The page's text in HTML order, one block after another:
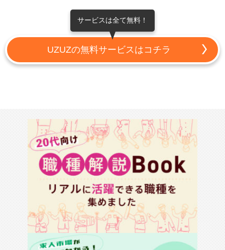
サービスは全て無料！
UZUZの無料サービスはコチラ